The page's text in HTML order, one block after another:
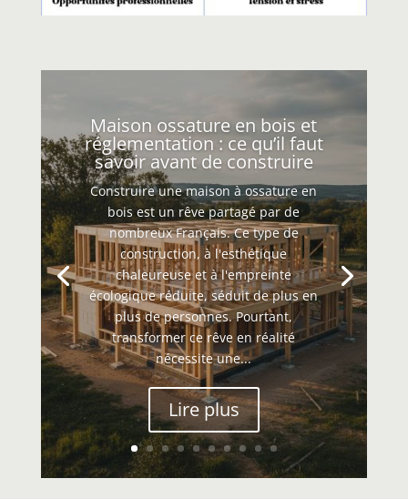
Maison ossature en bois et
réglementation : ce qu’il faut
savoir avant de construire
Construire une maison à ossature en
bois est un rêve partagé par de
nombreux Français. Ce type de
construction, à l'esthétique
chaleureuse et à l'empreinte
écologique réduite, séduit de plus en
plus de personnes. Pourtant,
transformer ce rêve en réalité
nécessite une...
Lire plus